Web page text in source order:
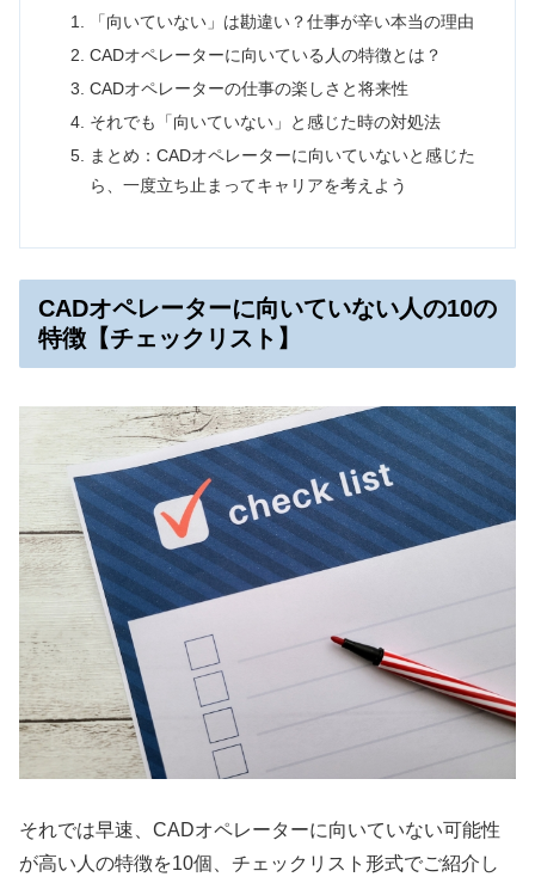
「向いていない」は勘違い？仕事が辛い本当の理由
CADオペレーターに向いている人の特徴とは？
CADオペレーターの仕事の楽しさと将来性
それでも「向いていない」と感じた時の対処法
まとめ：CADオペレーターに向いていないと感じた
ら、一度立ち止まってキャリアを考えよう
CADオペレーターに向いていない人の10の
特徴【チェックリスト】
それでは早速、CADオペレーターに向いていない可能性
が高い人の特徴を10個、チェックリスト形式でご紹介し